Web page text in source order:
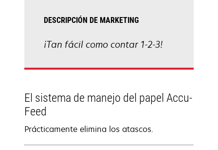
DESCRIPCIÓN DE MARKETING
¡Tan fácil como contar 1-2-3!
El sistema de manejo del papel Accu-
Feed
Prácticamente elimina los atascos.